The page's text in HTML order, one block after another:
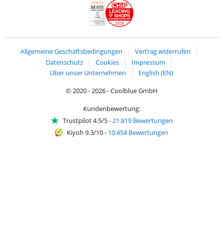
2026
LEADING
SHOPS
Allgemeine Geschäftsbedingungen
Vertrag widerrufen
Datenschutz
Cookies
Impressum
Über unser Unternehmen
English (EN)
© 2020 - 2026 - Coolblue GmbH
Kundenbewertung:
Trustpilot 4.5/5-21.819 Bewertungen
Kiyoh 9.3/10- 10.454 Bewertungen